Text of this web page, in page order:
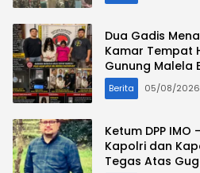
Dua Gadis
Kamar Tempat
Gunung Malela
Pemakai Sabu di
Berita 05/08/2026
Ketum DPP
Kapolri dan
Tegas Atas